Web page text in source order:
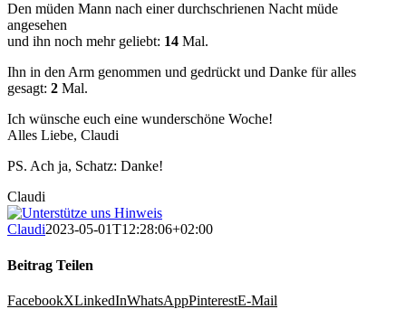
Den müden Mann nach einer durchschrienen Nacht müde
angesehen
und ihn noch mehr geliebt: 14 Mal.
Ihn in den Arm genommen und gedrückt und Danke für alles
gesagt: 2 Mal.
Ich wünsche euch eine wunderschöne Woche!
Alles Liebe, Claudi
PS. Ach ja, Schatz: Danke!
Claudi
Claudi2023-05-01T12:28:06+02:00
Beitrag Teilen
FacebookXLinkedInWhatsAppPinterestE-Mail